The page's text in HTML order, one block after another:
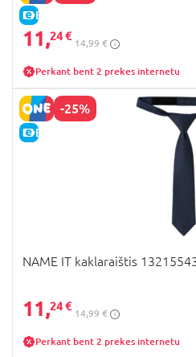
E-KAINA
11,24 €
14,99 €
Perkant bent 2 prekes internetu
-25%
E-KAINA
NAME IT kaklaraištis
11,24 €
14,99 €
Perkant bent 2 prekes internetu